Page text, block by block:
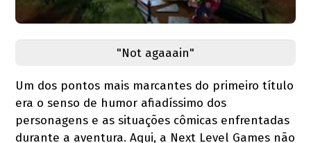
"Not agaaain"
Um dos pontos mais marcantes do primeiro título
era o senso de humor afiadíssimo dos
personagens e as situações cômicas enfrentadas
durante a aventura. Aqui, a Next Level Games não